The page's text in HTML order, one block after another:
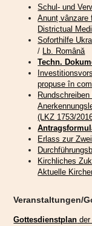
Sonntag, der 5. Juli,
bleiben. Was die
weit mehr als ein
Begegnung, der
Schul- und
Anunț vânzare
Districtual
Soforthilfe
/ Lb. Română
Techn.
propuse în
(LKZ 1753/
Erlass zur
Kirchliches
Aktuelle
Veranstaltungen/
Gottesdienstplan der